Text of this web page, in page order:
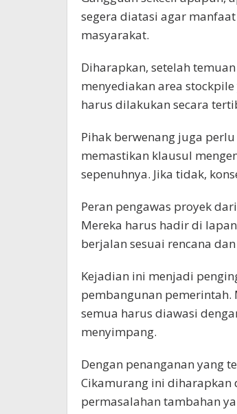
segera diatasi agar
masyarakat.
Diharapkan, setelah
menyediakan area
harus dilakukan secara
Pihak berwenang juga
memastikan klausul
sepenuhnya. Jika tidak,
Peran pengawas proyek
Mereka harus hadir di
berjalan sesuai rencana
Kejadian ini menjadi
pembangunan pemerintah.
semua harus diawasi
menyimpang.
Dengan penanganan yang
Cikamurang ini diharapkan
permasalahan tambahan